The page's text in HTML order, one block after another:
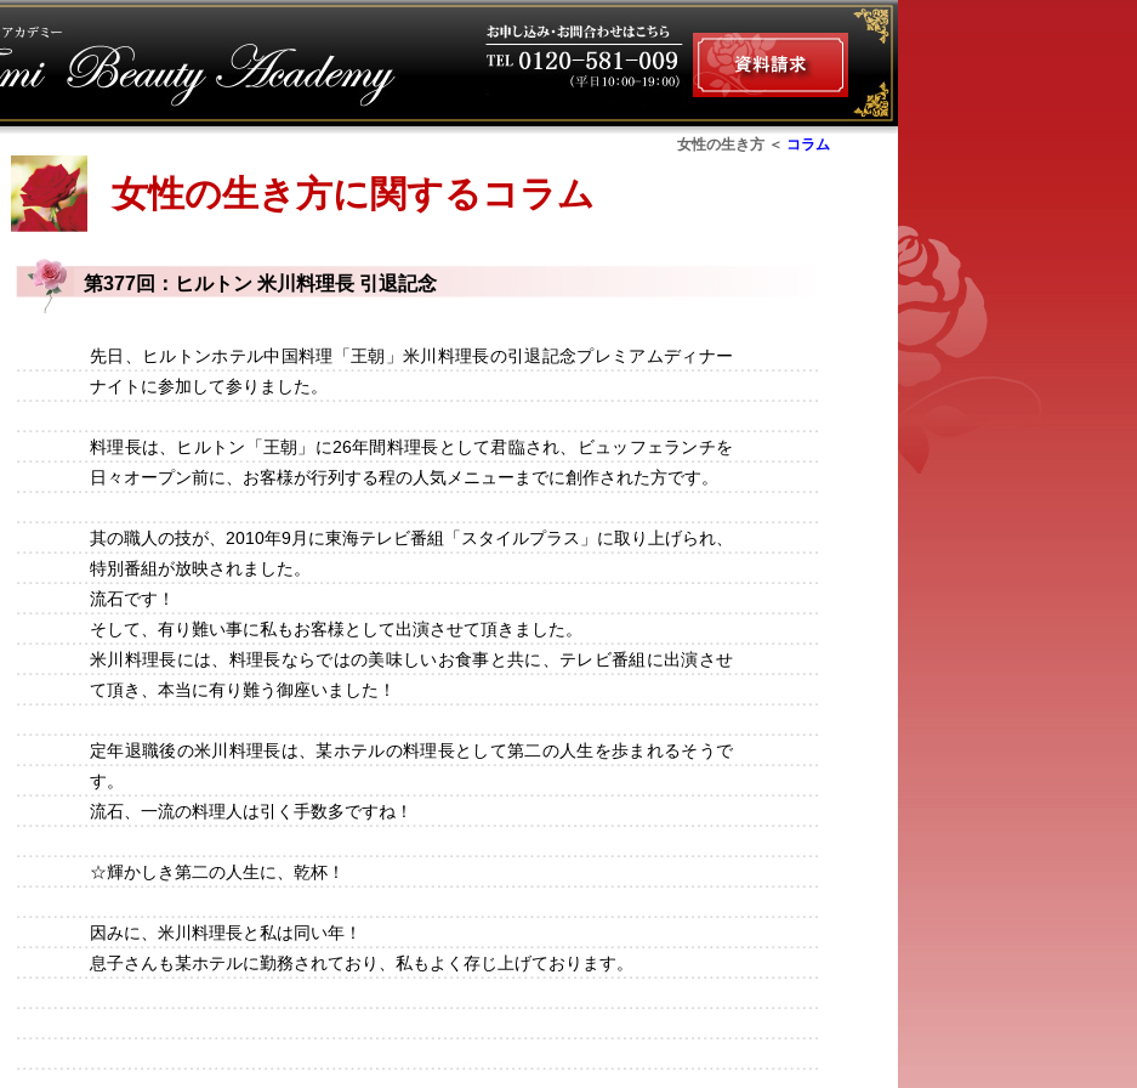
女性の生き方 ＜ コラム
女性の生き方に関するコラム
第377回：ヒルトン 米川料理長 引退記念
先日、ヒルトンホテル中国料理「王朝」米川料理長の引退記念プレミアムディナー
ナイトに参加して参りました。
料理長は、ヒルトン「王朝」に26年間料理長として君臨され、ビュッフェランチを
日々オープン前に、お客様が行列する程の人気メニューまでに創作された方です。
其の職人の技が、2010年9月に東海テレビ番組「スタイルプラス」に取り上げられ、
特別番組が放映されました。
流石です！
そして、有り難い事に私もお客様として出演させて頂きました。
米川料理長には、料理長ならではの美味しいお食事と共に、テレビ番組に出演させ
て頂き、本当に有り難う御座いました！
定年退職後の米川料理長は、某ホテルの料理長として第二の人生を歩まれるそうで
す。
流石、一流の料理人は引く手数多ですね！
☆輝かしき第二の人生に、乾杯！
因みに、米川料理長と私は同い年！
息子さんも某ホテルに勤務されており、私もよく存じ上げております。